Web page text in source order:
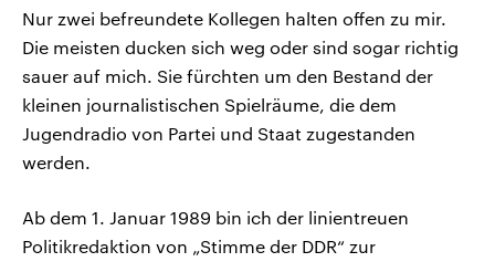
Nur zwei befreundete Kollegen halten offen zu mir.
Die meisten ducken sich weg oder sind sogar richtig
sauer auf mich. Sie fürchten um den Bestand der
kleinen journalistischen Spielräume, die dem
Jugendradio von Partei und Staat zugestanden
werden.
Ab dem 1. Januar 1989 bin ich der linientreuen
Politikredaktion von „Stimme der DDR“ zur